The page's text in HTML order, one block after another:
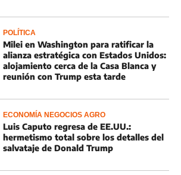
POLÍTICA
Milei en Washington para ratificar la
alianza estratégica con Estados Unidos:
alojamiento cerca de la Casa Blanca y
reunión con Trump esta tarde
ECONOMÍA NEGOCIOS AGRO
Luis Caputo regresa de EE.UU.:
hermetismo total sobre los detalles del
salvataje de Donald Trump